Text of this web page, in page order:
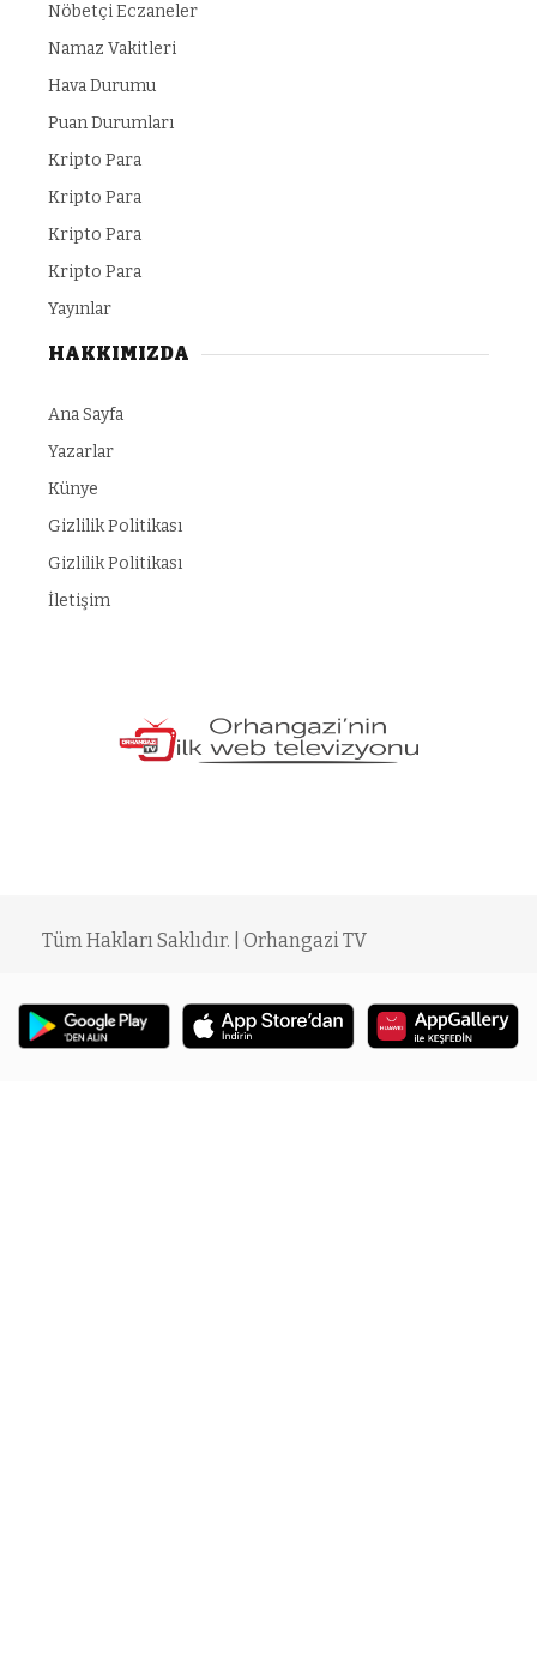
Nöbetçi Eczaneler
Namaz Vakitleri
Hava Durumu
Puan Durumları
Kripto Para
Kripto Para
Kripto Para
Kripto Para
Yayınlar
HAKKIMIZDA
Ana Sayfa
Yazarlar
Künye
Gizlilik Politikası
Gizlilik Politikası
İletişim
Tüm Hakları Saklıdır. | Orhangazi TV